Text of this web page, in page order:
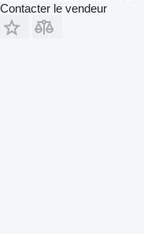
Contacter le vendeur